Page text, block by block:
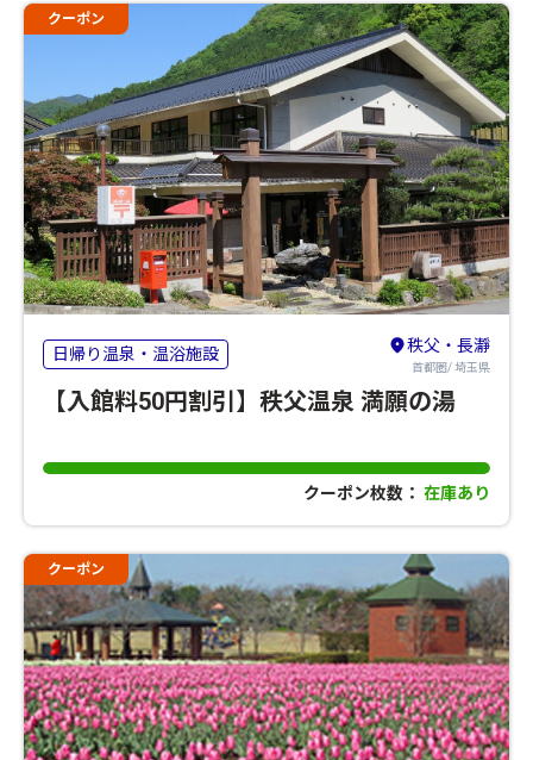
クーポン
日帰り温泉・温浴施設 秩父・長瀞
首都圏/ 埼玉県
【入館料50円割引】秩父温泉 満願の湯
クーポン枚数： 在庫あり
クーポン